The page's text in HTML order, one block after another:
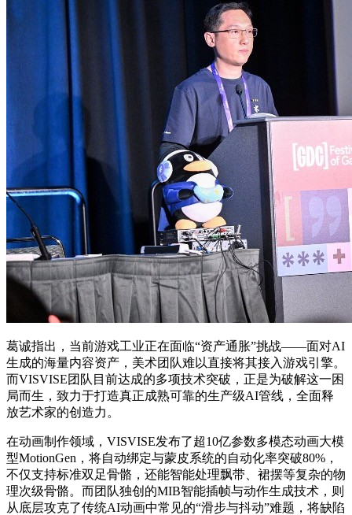
葛诚指出，当前游戏工业正在面临“资产通胀”挑战——面对AI
生成的海量内容资产，美术团队难以直接将其接入游戏引擎。
而VISVISE团队目前达成的多项技术突破，正是为破解这一困
局而生，致力于打造真正成熟可靠的生产级AI管线，全面释
放艺术家的创造力。
在动画制作领域，VISVISE发布了超10亿参数多模态动画大模
型MotionGen，将自动绑定与蒙皮系统的自动化率突破80%，
不仅支持标准双足骨骼，还能智能处理飘带、裙摆等复杂的物
理次级骨骼。而团队独创的MIB智能插帧与动作生成技术，则
从底层攻克了传统AI动画中常见的“滑步与抖动”难题，将缺陷